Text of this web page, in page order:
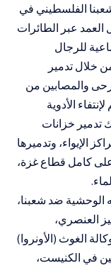
الفلسطيني في
عبر الطائرات
للرجال
خلال تدمير
والمصابين من
الأدوية
تدمير خزانات
الإيواء، وتدميرها
كامل قطاع غزة،
الوحشية ضد شعبنا،
العنصري،
الغوث (الأونروا)
في الكنيست،